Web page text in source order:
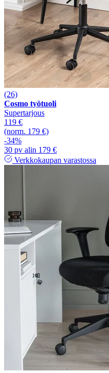
(26)
Cosmo työtuoli
Supertarjous
119 €
(norm. 179 €)
-34%
30 pv alin 179 €
Verkkokaupan varastossa